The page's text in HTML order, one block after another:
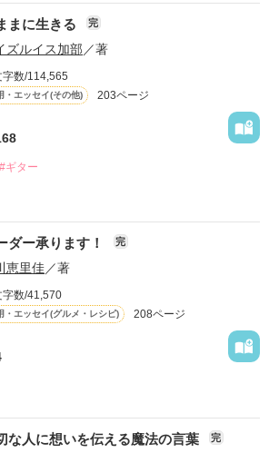
まに生きる 完
ズルイス加部 ／著
字数/114,565
・エッセイ(その他) 203ページ
#ギター
とかはあまり考えていなかったよ。
きなことだけやってきたね。
をもとに綴ったフィクションです。
ダー承ります！ 完
恵里佳／著
字数/41,570
・エッセイ(グルメ・レシピ) 208ページ
」は、
がとッ！』（テレビ神奈川）
な人に想いを伝える魔法の言葉 完